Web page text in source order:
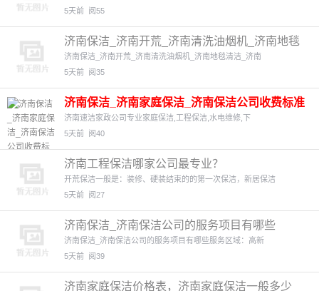
5天前 阅55
济南保洁_济南开荒_济南清洗油烟机_济南地毯
清洁_济南地板打
济南保洁_济南开荒_济南清洗油烟机_济南地毯清洁_济南
5天前 阅35
济南保洁_济南家庭保洁_济南保洁公司收费标准
_【速洁家政为您1图
济南速洁家政公司专业家庭保洁,工程保洁,水电维修,下
5天前 阅40
济南工程保洁哪家公司最专业？
开荒保洁一般是：装修、硬装结束的的第一次保洁，新居保洁
5天前 阅27
济南保洁_济南保洁公司的服务项目有哪些
济南保洁_济南保洁公司的服务项目有哪些服务区域：高新
5天前 阅39
济南家庭保洁价格表，济南家庭保洁一般多少